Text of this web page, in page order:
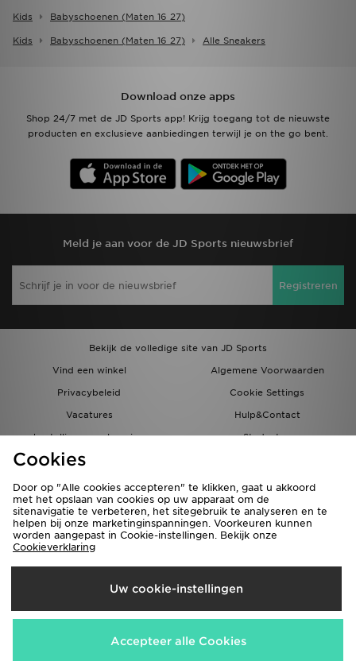
Kids Babyschoenen (maten 16 27)
Kids Babyschoenen (maten 16 27) Alle Sneakers
Download onze apps
Shop 24/7 met de JD Sports app! Krijg toegang tot de nieuwste
producten en exclusieve aanbiedingen terwijl je on the go bent.
Meld je aan voor de JD Sports nieuwsbrief
Registreren
Bekijk de volledige site van JD Sports
Vind een winkel
Algemene Voorwaarden
Privacybeleid
Cookie Settings
Vacatures
Hulp&Contact
bestellingen en levering
Studenten
Partnerprogramma
Verzenden Naar
Nederland
Wij accepteren de volgende betaalmethoden
Cookies
Door op "Alle cookies accepteren" te klikken, gaat u akkoord
met het opslaan van cookies op uw apparaat om de
sitenavigatie te verbeteren, het sitegebruik te analyseren en te
helpen bij onze marketinginspanningen. Voorkeuren kunnen
worden aangepast in Cookie-instellingen. Bekijk onze
Cookieverklaring
Uw cookie-instellingen
Accepteer alle Cookies